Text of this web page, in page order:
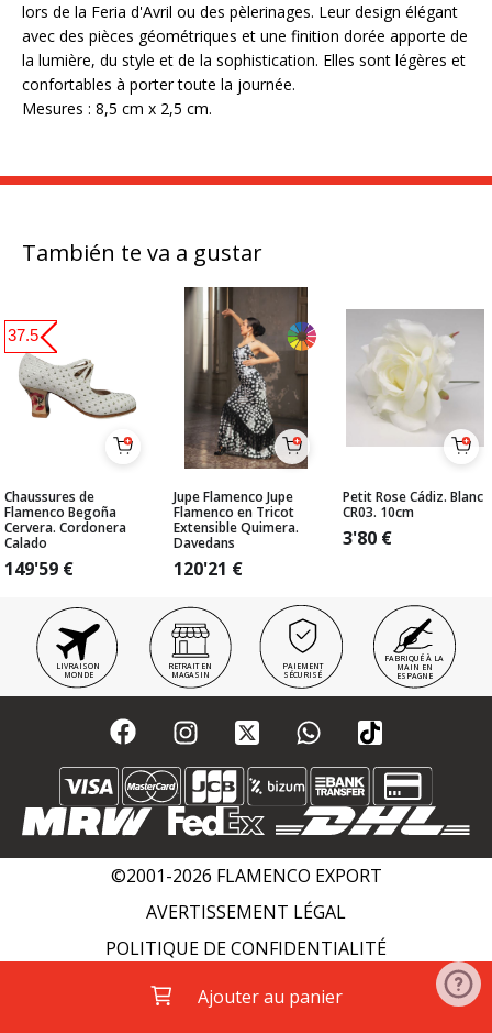
lors de la Feria d'Avril ou des pèlerinages. Leur design élégant
avec des pièces géométriques et une finition dorée apporte de
la lumière, du style et de la sophistication. Elles sont légères et
confortables à porter toute la journée.
Mesures : 8,5 cm x 2,5 cm.
Ajouter au panier
También te va a gustar
Chaussures de
Flamenco Begoña
Cervera. Cordonera
Calado
149'59 €
37.5
Jupe Flamenco Jupe
Flamenco en Tricot
Extensible Quimera.
Davedans
120'21 €
Petit Rose Cádiz. Blanc
CR03. 10cm
3'80 €
LIVRAISON
MONDE
RETRAIT EN
MAGASIN
PAIEMENT
SÉCURISÉ
FABRIQUÉ À LA
MAIN EN
ESPAGNE
©2001-2026 FLAMENCO EXPORT
AVERTISSEMENT LÉGAL
POLITIQUE DE CONFIDENTIALITÉ
POLITIQUE DE COOKIES
WIKI FLAMENCO